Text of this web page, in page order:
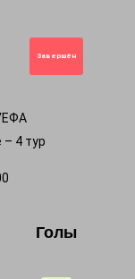
Завершён
– 4 тур
Голы